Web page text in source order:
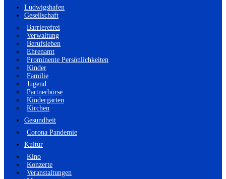
Ludwigshafen
Gesellschaft
Barrierefrei
Verwaltung
Berufsleben
Ehrenamt
Prominente Persönlichkeiten
Kinder
Familie
Jugend
Partnerbörse
Kindergärten
Kirchen
Gesundheit
Corona Pandemie
Kultur
Kino
Konzerte
Veranstaltungen